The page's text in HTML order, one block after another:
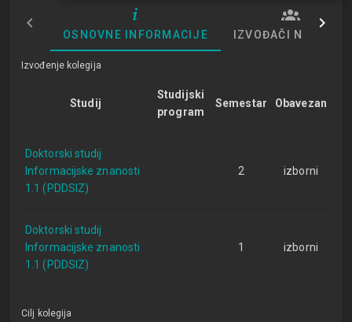
OSNOVNE INFORMACIJE IZVOĐAČI NASTAVE
Izvođenje kolegija
Studij
Studijski
program
Semestar Obavezan
Doktorski studij
Informacijske znanosti
1.1 (PDDSIZ)
2 izborni
Doktorski studij
Informacijske znanosti
1.1 (PDDSIZ)
1 izborni
Cilj kolegija